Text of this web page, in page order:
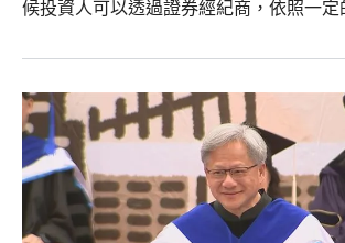
候投資人可以透過證券經紀商，依照一定